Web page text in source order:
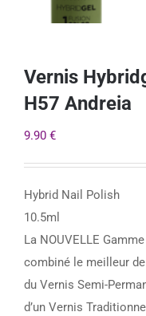
Vernis
H57 Andreia
9.90 €
Hybrid Nail Polish
10.5ml
La NOUVELLE
combiné le meilleur
du Vernis Semi-
d’un Vernis